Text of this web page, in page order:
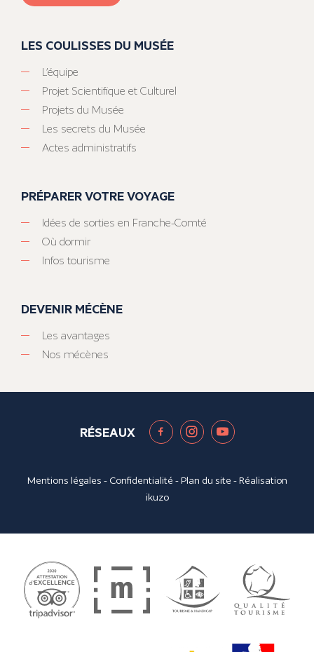
LES COULISSES DU MUSÉE
L’équipe
Projet Scientifique et Culturel
Projets du Musée
Les secrets du Musée
Actes administratifs
PRÉPARER VOTRE VOYAGE
Idées de sorties en Franche-Comté
Où dormir
Infos tourisme
DEVENIR MÉCÈNE
Les avantages
Nos mécènes
RÉSEAUX
Mentions légales - Confidentialité -Plan du site - Réalisation
ikuzo